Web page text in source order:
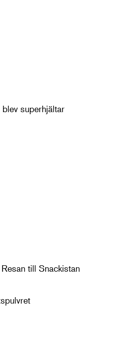
superhjältar
till Snackistan